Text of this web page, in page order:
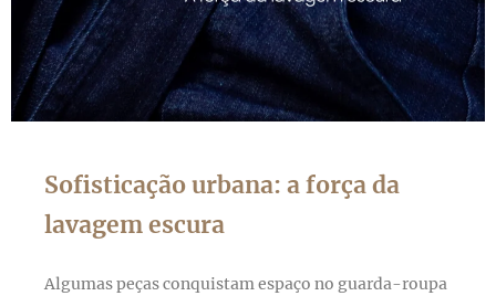
Sofisticação urbana: a força da
lavagem escura
Algumas peças conquistam espaço no guarda-roupa